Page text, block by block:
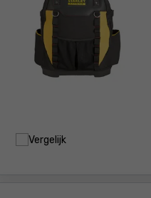
Vergelijk